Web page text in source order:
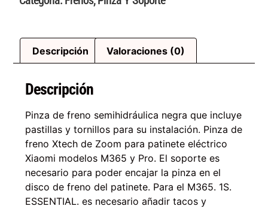
Descripción Valoraciones (0)
Descripción
Pinza de freno semihidráulica negra que incluye
pastillas y tornillos para su instalación. Pinza de
freno Xtech de Zoom para patinete eléctrico
Xiaomi modelos M365 y Pro. El soporte es
necesario para poder encajar la pinza en el
disco de freno del patinete. Para el M365. 1S.
ESSENTIAL. es necesario añadir tacos y